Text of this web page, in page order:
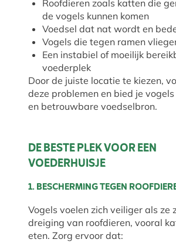
Roofdieren zoals katten die
de vogels kunnen komen
Voedsel dat nat wordt en
Vogels die tegen ramen
Een instabiel of moeilijk
voederplek
Door de juiste locatie te kiezen,
deze problemen en bied je
en betrouwbare voedselbron.
DE BESTE PLEK VOOR EEN
VOEDERHUISJE
1. BESCHERMING TEGEN
Vogels voelen zich veiliger als ze
dreiging van roofdieren, vooral
eten. Zorg ervoor dat: